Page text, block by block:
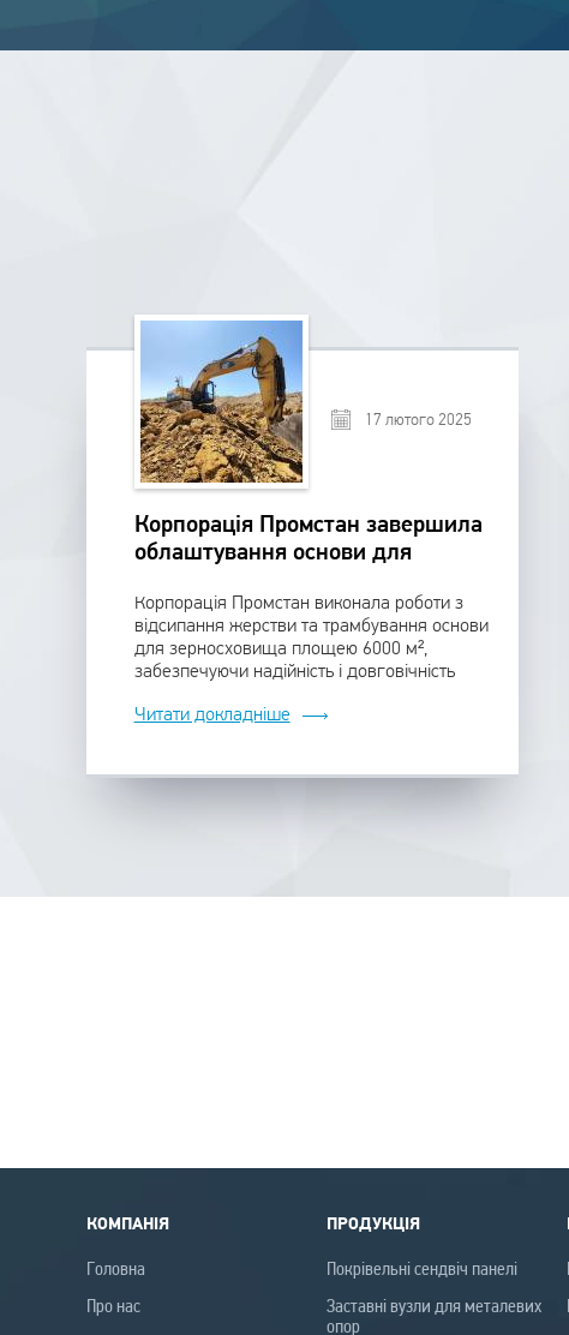
17 лютого 2025
Корпорація Промстан завершила
облаштування основи для
Корпорація Промстан виконала роботи з
відсипання жерстви та трамбування основи
для зерносховища площею 6000 м²,
забезпечуючи надійність і довговічність
Читати докладніше
КОМПАНІЯ
Головна
Про нас
ПРОДУКЦІЯ
Покрівельні сендвіч панелі
Заставні вузли для металевих
опор